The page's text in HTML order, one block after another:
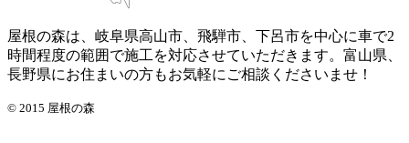
屋根の森は、岐阜県高山市、飛騨市、下呂市を中心に車で2
時間程度の範囲で施工を対応させていただきます。富山県、
長野県にお住まいの方もお気軽にご相談くださいませ！
© 2015 屋根の森